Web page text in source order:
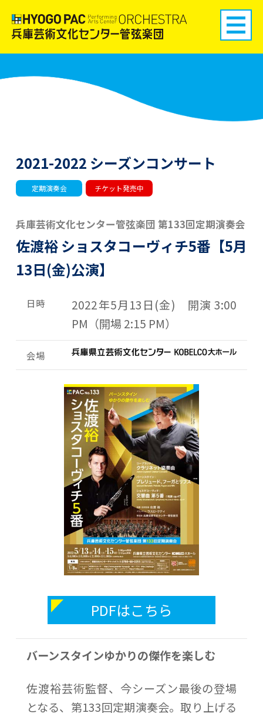
2021-2022 シーズンコンサート
定期演奏会 チケット発売中
兵庫芸術文化センター管弦楽団 第133回定期演奏会
佐渡裕 ショスタコーヴィチ5番【5月
13日(金)公演】
日時
2022年5月13日(金) 開演 3:00
PM（開場 2:15 PM）
会場
PDFはこちら
バーンスタインゆかりの傑作を楽しむ
佐渡裕芸術監督、今シーズン最後の登場
となる、第133回定期演奏会。取り上げる